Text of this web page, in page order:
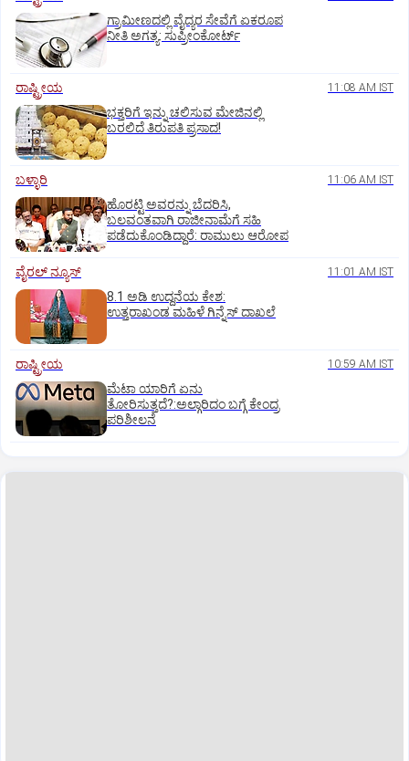
ಗ್ರಾಮೀಣದಲ್ಲಿ ವೈದ್ಯರ ಸೇವೆಗೆ ಏಕರೂಪ
ನೀತಿ ಅಗತ್ಯ: ಸುಪ್ರೀಂಕೋರ್ಟ್‌
ರಾಷ್ಟ್ರೀಯ 11:08 AM IST
ಭಕ್ತರಿಗೆ ಇನ್ನು ಚಲಿಸುವ ಮೇಜಿನಲ್ಲಿ
ಬರಲಿದೆ ತಿರುಪತಿ ಪ್ರಸಾದ!
ಬಳ್ಳಾರಿ 11:06 AM IST
ಹೊರಟ್ಟಿ ಅವರನ್ನು ಬೆದರಿಸಿ,
ಬಲವಂತವಾಗಿ ರಾಜೀನಾಮೆಗೆ ಸಹಿ
ಪಡೆದುಕೊಂಡಿದ್ದಾರೆ: ರಾಮುಲು ಆರೋಪ
ವೈರಲ್ ನ್ಯೂಸ್ 11:01 AM IST
8.1 ಅಡಿ ಉದ್ದನೆಯ ಕೇಶ:
ಉತ್ತರಾಖಂಡ ಮಹಿಳೆ ಗಿನ್ನೆಸ್‌ ದಾಖಲೆ
ರಾಷ್ಟ್ರೀಯ 10:59 AM IST
ಮೆಟಾ ಯಾರಿಗೆ ಏನು
ತೋರಿಸುತ್ತದೆ?:ಅಲ್ಗಾರಿದಂ ಬಗ್ಗೆ ಕೇಂದ್ರ
ಪರಿಶೀಲನೆ